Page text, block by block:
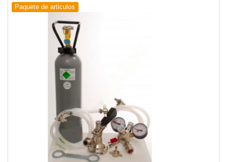
Paquete de articulos